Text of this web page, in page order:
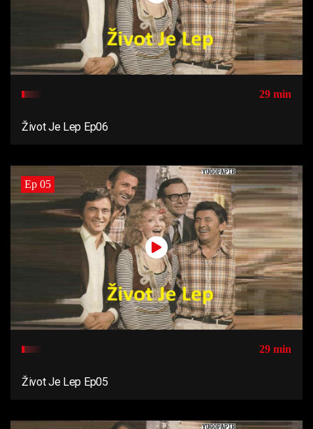
29 min
Život Je Lep Ep06
Ep 05
29 min
Život Je Lep Ep05